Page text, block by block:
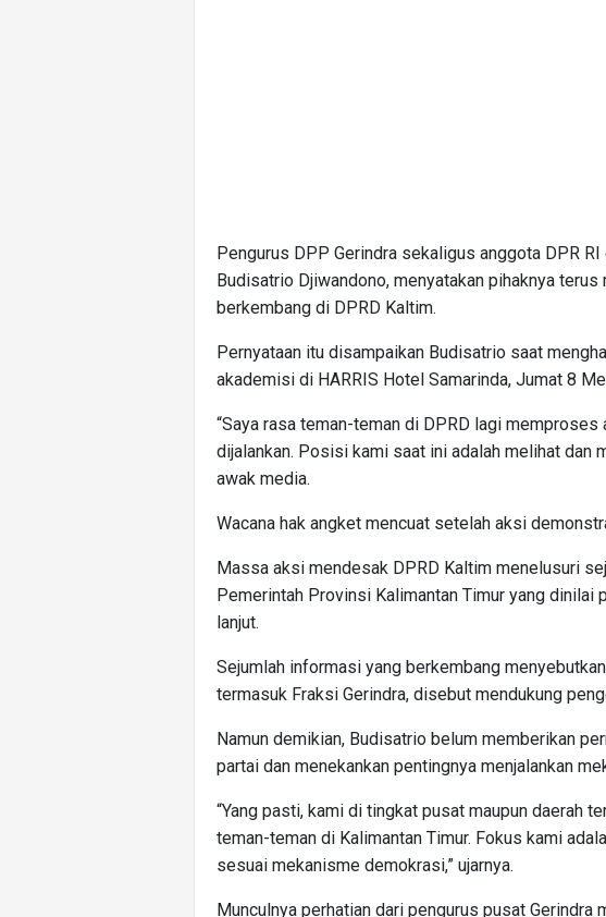
Pengurus DPP Gerindra sekaligus anggota DPR
Budisatrio Djiwandono, menyatakan pihaknya
berkembang di DPRD Kaltim.
Pernyataan itu disampaikan Budisatrio saat
akademisi di HARRIS Hotel Samarinda, Jumat 8
“Saya rasa teman-teman di DPRD lagi
dijalankan. Posisi kami saat ini adalah melihat dan
awak media.
Wacana hak angket mencuat setelah aksi
Massa aksi mendesak DPRD Kaltim menelusuri
Pemerintah Provinsi Kalimantan Timur yang dinilai
lanjut.
Sejumlah informasi yang berkembang
termasuk Fraksi Gerindra, disebut mendukung
Namun demikian, Budisatrio belum memberikan
partai dan menekankan pentingnya menjalankan
“Yang pasti, kami di tingkat pusat maupun daerah
teman-teman di Kalimantan Timur. Fokus kami
sesuai mekanisme demokrasi,” ujarnya.
Munculnya perhatian dari pengurus pusat Gerindra